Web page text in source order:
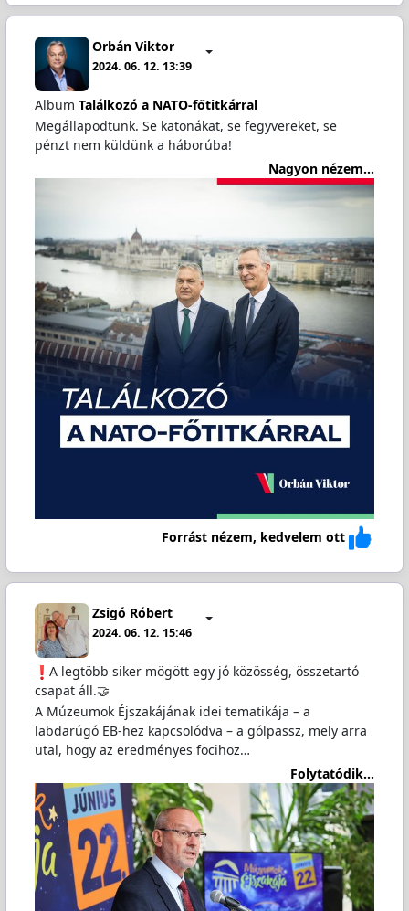
Orbán Viktor
2024. 06. 12. 13:39
Album Találkozó a NATO-főtitkárral
Megállapodtunk. Se katonákat, se fegyvereket, se
pénzt nem küldünk a háborúba!
Nagyon nézem...
Forrást nézem, kedvelem ott
Zsigó Róbert
2024. 06. 12. 15:46
️A legtöbb siker mögött egy jó közösség, összetartó
csapat áll.🤝
A Múzeumok Éjszakájának idei tematikája – a
labdarúgó EB-hez kapcsolódva – a gólpassz, mely arra
utal, hogy az eredményes focihoz…
Folytatódik...